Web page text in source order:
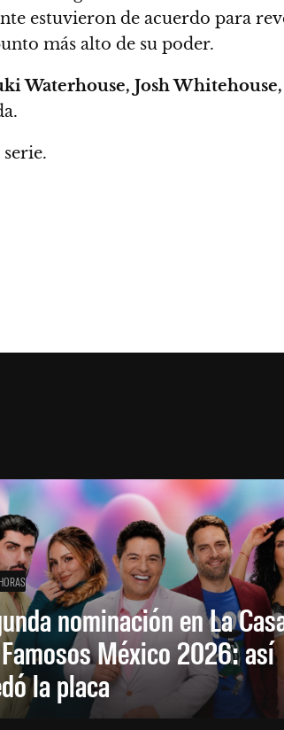
estuvieron de acuerdo para
más alto de su poder.
Waterhouse, Josh
nominación en La
México 2026: así
la placa